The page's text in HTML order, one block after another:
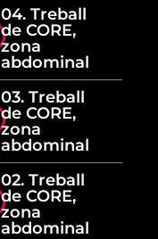
04. Treball
de CORE,
zona
abdominal
03. Treball
de CORE,
zona
abdominal
02. Treball
de CORE,
zona
abdominal